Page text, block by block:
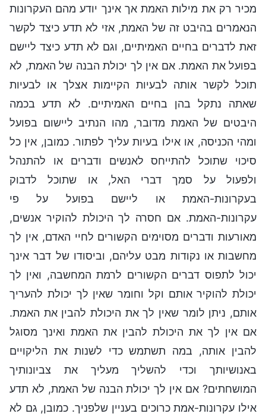
מכיר רק את מילות האמת אך אינך יודע מהם העקרונות
הנאמרים בהיבט זה של האמת, אזי לא תדע כיצד לקשר
זאת לדברים בחיים האמיתיים, וגם לא תדע כיצד ליישם
בפועל את האמת. אם אין לך יכולת הבנה של האמת, לא
תוכל לקשר אותה לבעיות הקיימות אצלך או לבעיות
שאתה נתקל בהן בחיים האמיתיים. לא תדע בכמה
היבטים של האמת מדובר, מהו הנתיב ליישום בפועל
ומהי הכניסה, או אילו בעיות עליך לפתור. כמובן, אין כל
סיכוי שתוכל להתייחס לאנשים ודברים או להתנהל
ולפעול על סמך דברי האל, או שתוכל לדבוק
בעקרונות-האמת או ליישם בפועל על פי
עקרונות-האמת. אם חסרה לך היכולת להוקיר אנשים,
מאורעות ודברים מסוימים הקשורים לחיי האדם, אין לך
מחשבות או נקודות מבט עליהם, וביסודו של דבר אינך
יכול לתפוס דברים הקשורים לרמת המחשבה, ואין לך
יכולת להוקיר אותם וקל וחומר שאין לך יכולת להעריך
אותם, ניתן לומר שאין לך את היכולת להבין את האמת.
אם אין לך את היכולת להבין את האמת ואינך מסוגל
להבין אותה, במה תשתמש כדי לשנות את הליקויים
באנושיותך וכדי להשליך מעליך את צביונותיך
המושחתים? אם אין לך יכולת הבנה של האמת, לא תדע
אילו עקרונות-אמת כרוכים בעניין שלפניך. כמובן, גם לא